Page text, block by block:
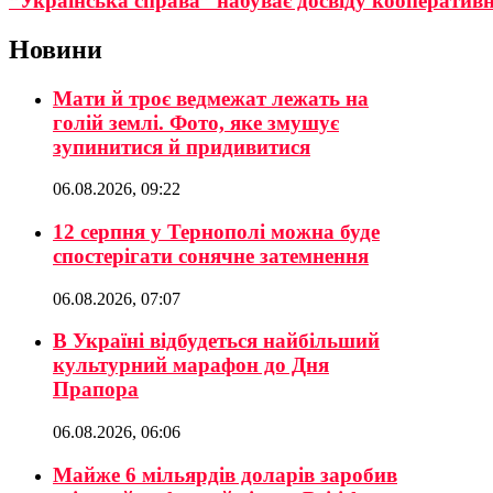
Новини
Мати й троє ведмежат лежать на
голій землі. Фото, яке змушує
зупинитися й придивитися
06.08.2026, 09:22
12 серпня у Тернополі можна буде
спостерігати сонячне затемнення
06.08.2026, 07:07
В Україні відбудеться найбільший
культурний марафон до Дня
Прапора
06.08.2026, 06:06
Майже 6 мільярдів доларів заробив